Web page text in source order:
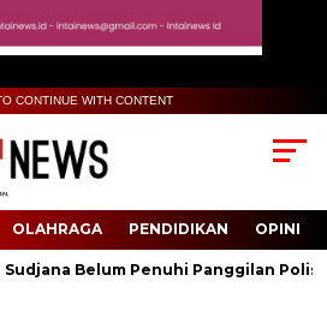
CONTINUE WITH CONTENT
OLAHRAGA PENDIDIKAN OPINI
Belum Penuhi Panggilan Polisi